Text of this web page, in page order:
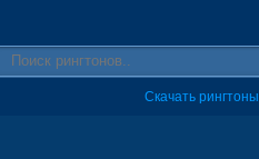
Скачать рингтоны